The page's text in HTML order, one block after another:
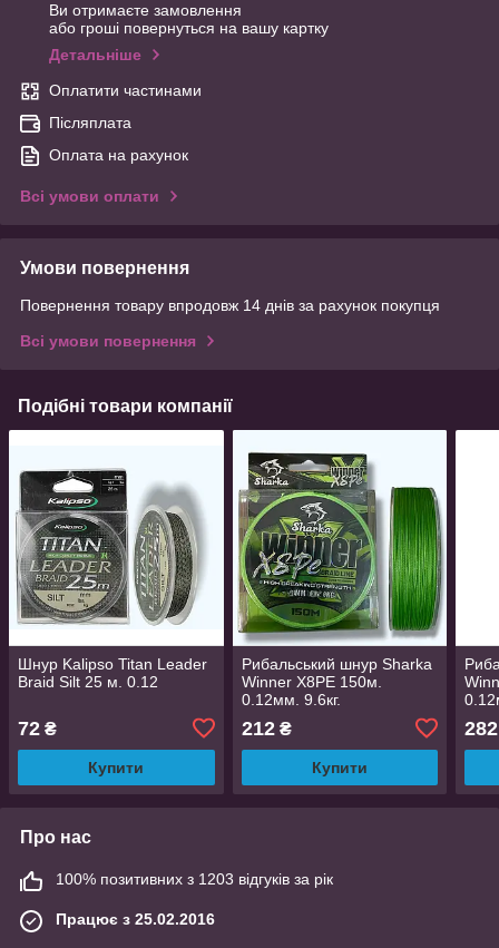
Ви отримаєте замовлення
або гроші повернуться на вашу картку
Детальніше
Оплатити частинами
Післяплата
Оплата на рахунок
Всі умови оплати
Умови повернення
Повернення товару впродовж 14 днів за рахунок покупця
Всі умови повернення
Подібні товари компанії
Шнур Kalipso Titan Leader
Braid Silt 25 м. 0.12
72 ₴
Купити
Рибальський шнур Sharka
Winner X8PE 150м.
0.12мм. 9.6кг.
212₴
Купити
282
Про нас
100% позитивних з 1203 відгуків за рік
Працює з 25.02.2016